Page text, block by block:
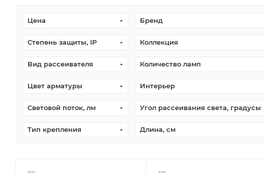
Цена Бренд
Степень защиты, IP Коллекция
Вид рассеивателя Количество ламп
Цвет арматуры Интерьер
Световой поток, лм Угол рассеивания света, градусы
Тип крепления Длина, см